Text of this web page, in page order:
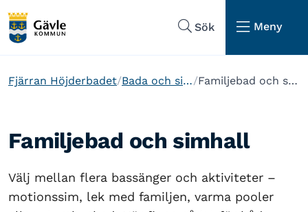
Sök
Meny
Fjärran Höjderbadet Bada och simma Familjebad och simhall
Familjebad och simhall
Välj mellan flera bassänger och aktiviteter –
motionssim, lek med familjen, varma pooler